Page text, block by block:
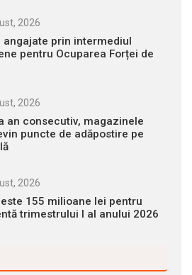
2026
angajate prin intermediul
pentru Ocuparea Forței de
2026
an consecutiv, magazinele
puncte de adăpostire pe
2026
155 milioane lei pentru
trimestrului I al anului 2026